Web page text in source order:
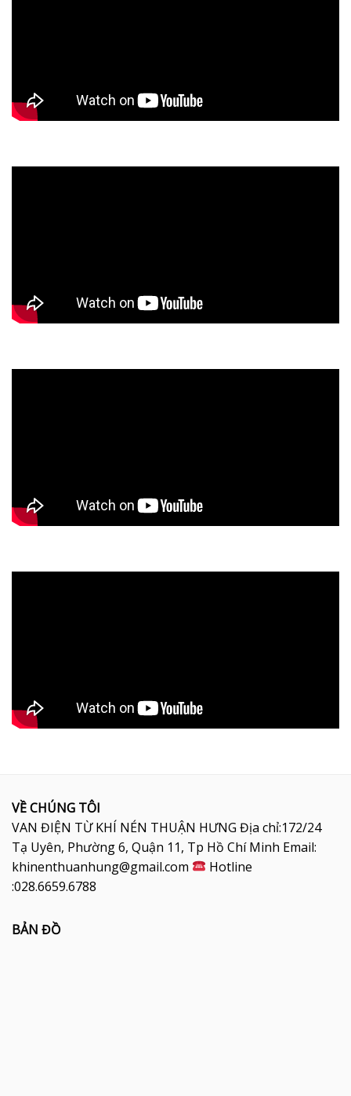
VỀ CHÚNG TÔI
VAN ĐIỆN TỪ KHÍ NÉN THUẬN HƯNG Địa chỉ:172/24
Tạ Uyên, Phường 6, Quận 11, Tp Hồ Chí Minh Email:
khinenthuanhung@gmail.com
Hotline
:028.6659.6788
BẢN ĐỒ